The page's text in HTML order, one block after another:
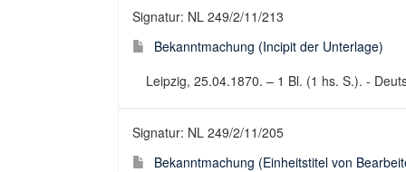
Signatur: NL 249/2/11/213
Bekanntmachung (Incipit der Unterlage)
Leipzig, 25.04.1870. – 1 Bl. (1 hs. S.). -
Signatur: NL 249/2/11/205
Bekanntmachung (Einheitstitel von